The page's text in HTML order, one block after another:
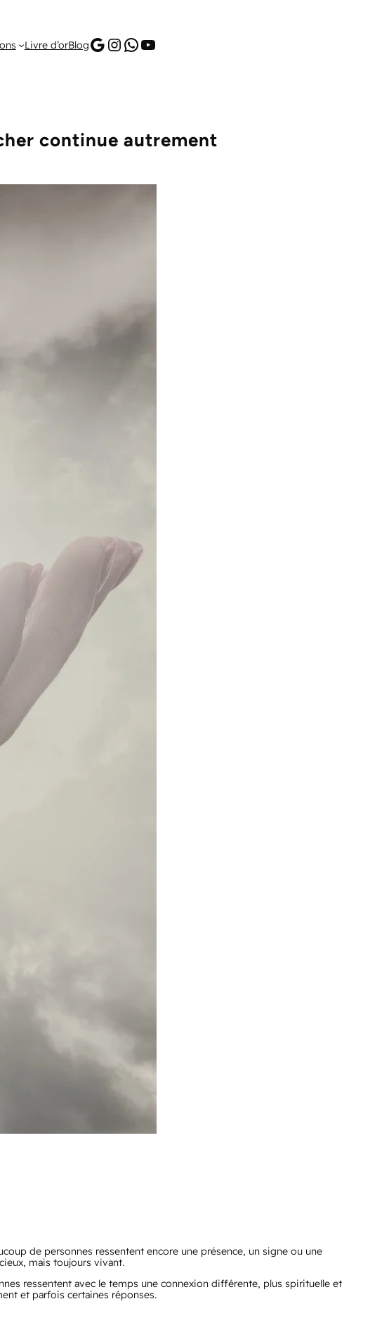
Livre d’orBlogGoogle
Instagram
WhatsApp
YouTube
continue autrement
de personnes ressentent encore une présence, un signe ou une
mais toujours vivant.
ressentent avec le temps une connexion différente, plus spirituelle et
et parfois certaines réponses.